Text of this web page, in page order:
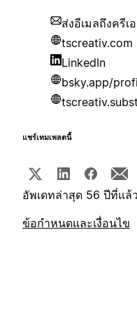
ส่งอีเมลถึงครีเ
tscreativ.com
LinkedIn
bsky.app/
แชร์เทมเพลตนี้
อัพเดทล่าสุด 56 ปีที่แล้ว
ข้อกำหนดและเงื่อนไข